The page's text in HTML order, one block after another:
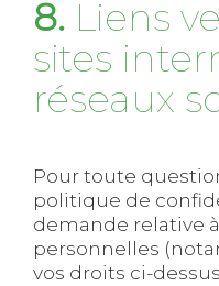
8. Liens
sites
réseaux
Pour toute
politique de
demande relative
personnelles
vos droits ci-